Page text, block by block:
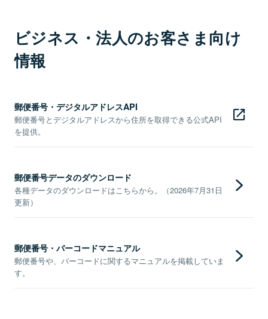
ビジネス・法人のお客さま向け
情報
郵便番号・デジタルアドレスAPI
郵便番号とデジタルアドレスから住所を取得できる公式API
を提供。
郵便番号データのダウンロード
各種データのダウンロードはこちらから。（2026年7月31日
更新）
郵便番号・バーコードマニュアル
郵便番号や、バーコードに関するマニュアルを掲載していま
す。